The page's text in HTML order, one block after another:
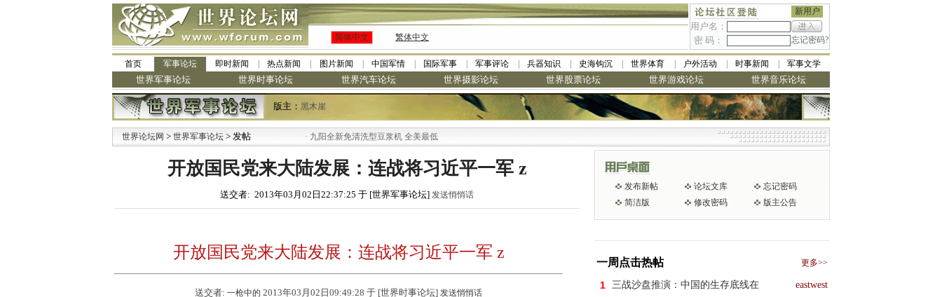
新用户
用户名：
密 码：
忘记密码?
简体中文 繁体中文
首页 军事论坛 即时新闻 热点新闻 图片新闻 中国军情 国际军事 军事评论 兵器知识 史海钩沉 世界体育 户外活动 时事新闻 军事文学
世界军事论坛 世界时事论坛 世界汽车论坛 世界摄影论坛 世界股票论坛 世界游戏论坛 世界音乐论坛
版主： 黑木崖
世界论坛网 > 世界军事论坛 > 发帖 九阳全新免清洗型豆浆机 全美最低
开放国民党来大陆发展：连战将习近平一军 z
送交者: 2013年03月02日22:37:25 于 [世界军事论坛] 发送悄悄话
开放国民党来大陆发展：连战将习近平一军 z
送交者: 一枪中的 2013年03月02日09:49:28 于 [世界时事论坛] 发送悄悄话
发布新帖 论坛文库
忘记密码
简洁版
修改密码 版主公告
一周点击热帖 更多>>
1 三战沙盘推演：中国的生存底线在 eastwest